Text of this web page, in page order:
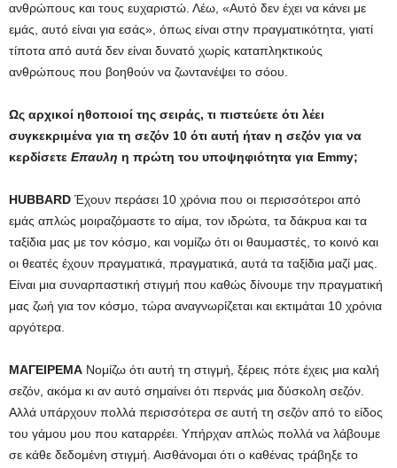
ανθρώπους και τους ευχαριστώ. Λέω, «Αυτό δεν έχει να κάνει με
εμάς, αυτό είναι για εσάς», όπως είναι στην πραγματικότητα, γιατί
τίποτα από αυτά δεν είναι δυνατό χωρίς καταπληκτικούς
ανθρώπους που βοηθούν να ζωντανέψει το σόου.
Ως αρχικοί ηθοποιοί της σειράς, τι πιστεύετε ότι λέει
συγκεκριμένα για τη σεζόν 10 ότι αυτή ήταν η σεζόν για να
κερδίσετε Επαυλη η πρώτη του υποψηφιότητα για Emmy;
HUBBARD Έχουν περάσει 10 χρόνια που οι περισσότεροι από
εμάς απλώς μοιραζόμαστε το αίμα, τον ιδρώτα, τα δάκρυα και τα
ταξίδια μας με τον κόσμο, και νομίζω ότι οι θαυμαστές, το κοινό και
οι θεατές έχουν πραγματικά, πραγματικά, αυτά τα ταξίδια μαζί μας.
Είναι μια συναρπαστική στιγμή που καθώς δίνουμε την πραγματική
μας ζωή για τον κόσμο, τώρα αναγνωρίζεται και εκτιμάται 10 χρόνια
αργότερα.
ΜΑΓΕΙΡΕΜΑ Νομίζω ότι αυτή τη στιγμή, ξέρεις πότε έχεις μια καλή
σεζόν, ακόμα κι αν αυτό σημαίνει ότι περνάς μια δύσκολη σεζόν.
Αλλά υπάρχουν πολλά περισσότερα σε αυτή τη σεζόν από το είδος
του γάμου μου που καταρρέει. Υπήρχαν απλώς πολλά να λάβουμε
σε κάθε δεδομένη στιγμή. Αισθάνομαι ότι ο καθένας τράβηξε το